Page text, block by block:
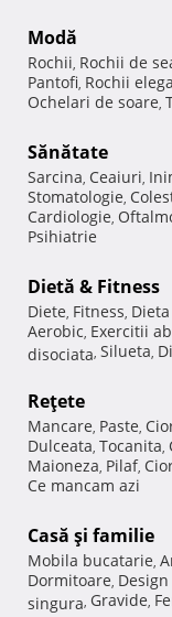
Modă
Rochii, Rochii de
Pantofi, Rochii
Ochelari de soare,
Sănătate
Sarcina, Ceaiuri,
Stomatologie,
Cardiologie,
Psihiatrie
Dietă & Fitness
Diete, Fitness,
Aerobic, Exercitii
disociata, Silueta,
Reţete
Mancare, Paste,
Dulceata, Tocanita,
Maioneza, Pilaf,
Ce mancam azi
Casă şi familie
Mobila bucatarie,
Dormitoare,
singura, Gravide,